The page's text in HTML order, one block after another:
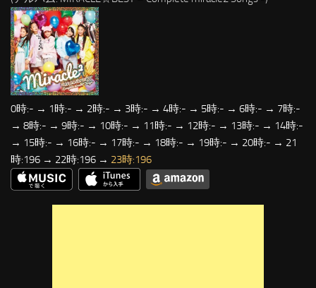
0時:- → 1時:- → 2時:- → 3時:- → 4時:- → 5時:- → 6時:- → 7時:-
→ 8時:- → 9時:- → 10時:- → 11時:- → 12時:- → 13時:- → 14時:-
→ 15時:- → 16時:- → 17時:- → 18時:- → 19時:- → 20時:- → 21
時:196 → 22時:196 → 23時:196